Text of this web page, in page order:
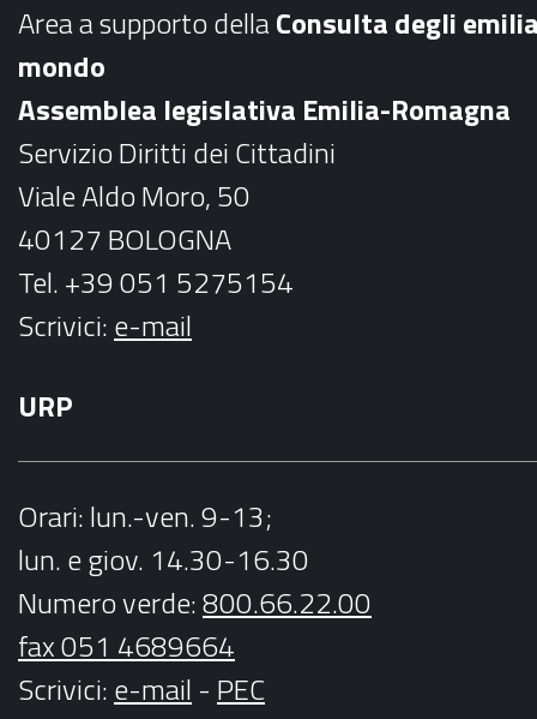
k
a
m
Area a supporto dellaConsulta degli
mondo
Assemblea legislativa Emilia-Romagna
Servizio Diritti dei Cittadini
Viale Aldo Moro, 50
40127 BOLOGNA
Tel. +39 051 5275154
Scrivici:e-mail
URP
Orari: lun.-ven. 9-13;
lun. e giov. 14.30-16.30
Numero verde:800.66.22.00
fax 051 4689664
Scrivici:e-mail - PEC